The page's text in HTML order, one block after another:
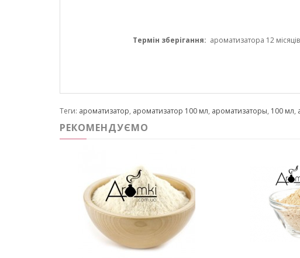
Термін зберігання: ароматизатора 12
Теги: ароматизатор, ароматизатор 100 мл, ароматизаторы, 100 мл,
РЕКОМЕНДУЄМО